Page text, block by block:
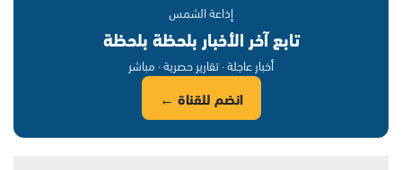
إذاعة الشمس
تابع آخر الأخبار بلحظة بلحظة
أخبار عاجلة · تقارير حصرية · مباشر
انضم للقناة ←